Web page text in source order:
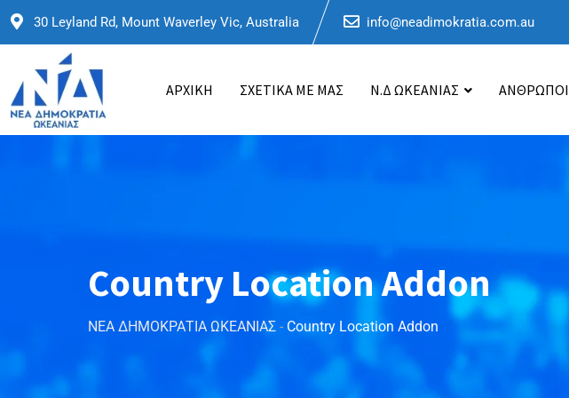
30 Leyland Rd, Mount Waverley Vic, Australia info@neadimokratia.com.au
ΑΡΧΙΚΗ ΣΧΕΤΙΚΑ ΜΕ ΜΑΣ Ν.Δ ΩΚΕΑΝΙΑΣ ΑΝΘΡΩΠΟΙ
Country Location Addon
ΝΕΑ ΔΗΜΟΚΡΑΤΙΑ ΩΚΕΑΝΙΑΣ - Country Location Addon